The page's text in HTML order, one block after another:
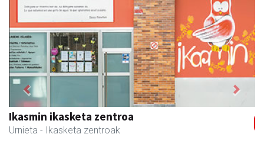
Itxaspe
Urnieta - Frutategiak
Previous Next